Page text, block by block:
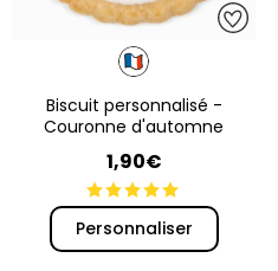
Biscuit personnalisé -
Couronne d'automne
1,90€
Personnaliser